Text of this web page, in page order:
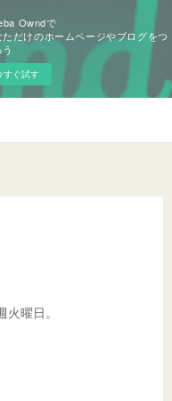
Owndで
ただけのホームページやブログをつ
すぐ試す
曜日。